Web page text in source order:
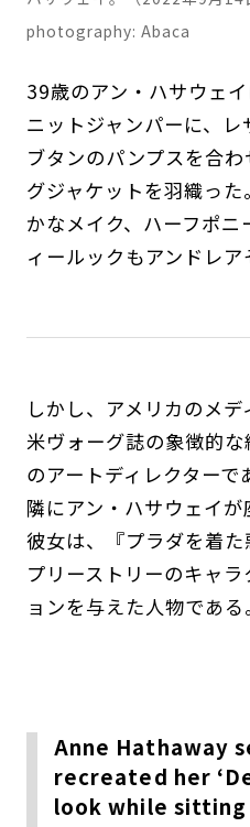
photography: Abaca
39歳のアン・ハサウェ
ニットジャンパーに、
ブタンのパンプスを合
グジャケットを羽織っ
かなメイク、ハーフポ
ィールックもアンドレア
しかし、アメリカのメデ
米ヴォーグ誌の象徴的
のアートディレクター
隣にアン・ハサウェイが
彼女は、『プラダを着
プリーストリーのキャ
ョンを与えた人物である
Anne Hathaway
recreated her
look while